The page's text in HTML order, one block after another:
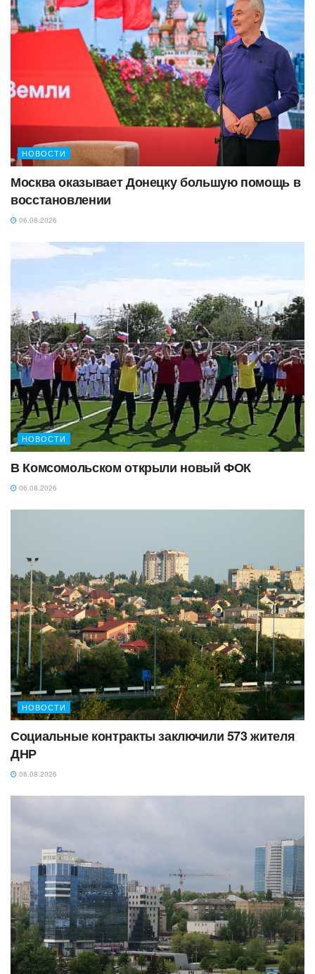
НОВОСТИ
Москва оказывает Донецку большую помощь в
восстановлении
06.08.2026
НОВОСТИ
В Комсомольском открыли новый ФОК
06.08.2026
НОВОСТИ
Социальные контракты заключили 573 жителя
ДНР
06.08.2026